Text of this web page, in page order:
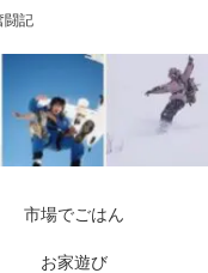
闘記
市場でごはん
お家遊び